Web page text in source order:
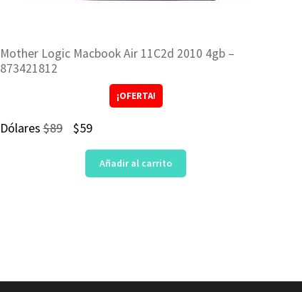
Mother Logic Macbook Air 11C2d 2010 4gb –
873421812
¡OFERTA!
Dólares$89
El
precio
original
$59El
precio
actual
Añadir al carrito